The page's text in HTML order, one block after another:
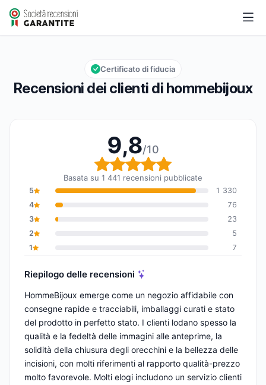
hommebijoux
Valutazione globale: 9,8 su 10
9,8/10
Recensioni dei clienti di hommebijoux
Certificato di fiducia
9,8/10
Valutazione globale:
Basata su 1 441 recensioni pubblicate
5
1 330
4
76
3
23
2
5
1
7
Riepilogo delle recensioni
HommeBijoux emerge come un negozio affidabile con
consegne rapide e tracciabili, imballaggi curati e stato
del prodotto in perfetto stato. I clienti lodano spesso la
qualità e la fedeltà delle immagini alle anteprime, la
solidità della chiusura degli orecchini e la bellezza delle
incisioni, con molti riferimenti al rapporto qualità-prezzo
molto favorevole. Molti elogi includono un servizio clienti